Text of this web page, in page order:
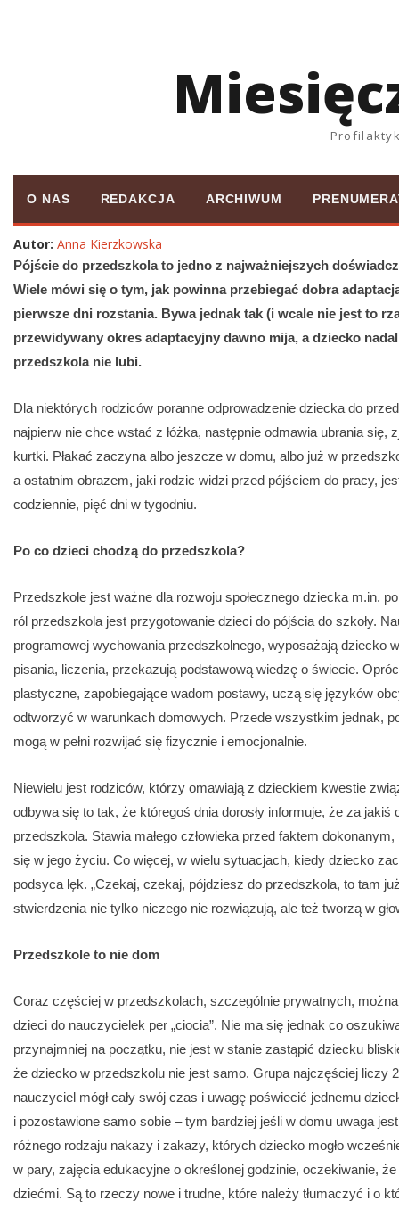
O NAS REDAKCJA ARCHIWUM
Autor: Anna Kierzkowska
Pójście do przedszkola to jedno z najważniejszych
Wiele mówi się o tym, jak powinna przebiegać dobra
pierwsze dni rozstania. Bywa jednak tak (i wcale nie jest to
przewidywany okres adaptacyjny dawno mija, a dziecko
przedszkola nie lubi.
Dla niektórych rodziców poranne odprowadzenie dziecka do
najpierw nie chce wstać z łóżka, następnie odmawia ubrania się,
kurtki. Płakać zaczyna albo jeszcze w domu, albo już w
a ostatnim obrazem, jaki rodzic widzi przed pójściem do pracy,
codziennie, pięć dni w tygodniu.
Po co dzieci chodzą do przedszkola?
Przedszkole jest ważne dla rozwoju społecznego dziecka m.in.
ról przedszkola jest przygotowanie dzieci do pójścia do szkoły.
programowej wychowania przedszkolnego, wyposażają dziecko
pisania, liczenia, przekazują podstawową wiedzę o świecie.
plastyczne, zapobiegające wadom postawy, uczą się języków
odtworzyć w warunkach domowych. Przede wszystkim jednak,
mogą w pełni rozwijać się fizycznie i emocjonalnie.
Niewielu jest rodziców, którzy omawiają z dzieckiem kwestie
odbywa się to tak, że któregoś dnia dorosły informuje, że za
przedszkola. Stawia małego człowieka przed faktem
się w jego życiu. Co więcej, w wielu sytuacjach, kiedy dziecko
podsyca lęk. „Czekaj, czekaj, pójdziesz do przedszkola, to tam
stwierdzenia nie tylko niczego nie rozwiązują, ale też tworzą w
Przedszkole to nie dom
Coraz częściej w przedszkolach, szczególnie prywatnych,
dzieci do nauczycielek per „ciocia”. Nie ma się jednak co
przynajmniej na początku, nie jest w stanie zastąpić dziecku
że dziecko w przedszkolu nie jest samo. Grupa najczęściej liczy
nauczyciel mógł cały swój czas i uwagę poświecić jednemu
i pozostawione samo sobie – tym bardziej jeśli w domu uwaga
różnego rodzaju nakazy i zakazy, których dziecko mogło
w pary, zajęcia edukacyjne o określonej godzinie, oczekiwanie,
dziećmi. Są to rzeczy nowe i trudne, które należy tłumaczyć i o